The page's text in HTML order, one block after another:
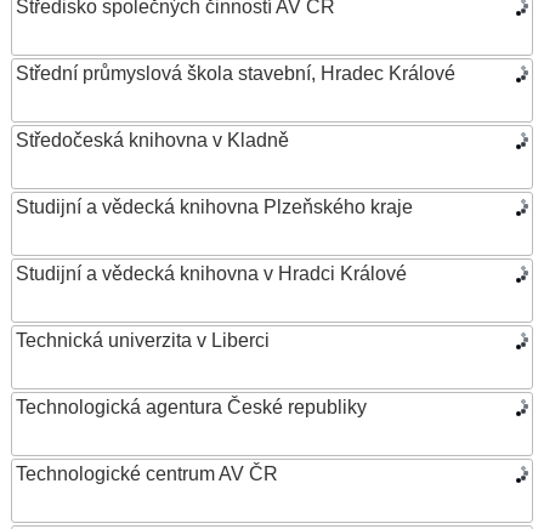
Středisko společných činností AV ČR
Střední průmyslová škola stavební, Hradec Králové
Středočeská knihovna v Kladně
Studijní a vědecká knihovna Plzeňského kraje
Studijní a vědecká knihovna v Hradci Králové
Technická univerzita v Liberci
Technologická agentura České republiky
Technologické centrum AV ČR